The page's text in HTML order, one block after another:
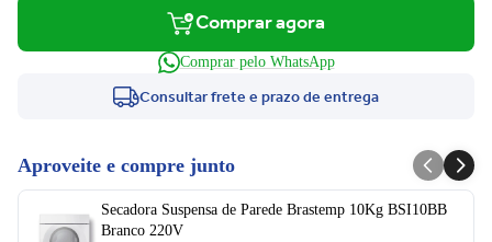
Comprar agora
Comprar pelo WhatsApp
Consultar frete e prazo de entrega
Aproveite e compre junto
Secadora Suspensa de Parede Brastemp 10Kg BSI10BB
Branco 220V